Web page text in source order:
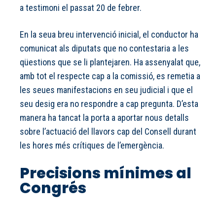
a testimoni el passat 20 de febrer.
En la seua breu intervenció inicial, el conductor ha
comunicat als diputats que no contestaria a les
qüestions que se li plantejaren. Ha assenyalat que,
amb tot el respecte cap a la comissió, es remetia a
les seues manifestacions en seu judicial i que el
seu desig era no respondre a cap pregunta. D’esta
manera ha tancat la porta a aportar nous detalls
sobre l’actuació del llavors cap del Consell durant
les hores més crítiques de l’emergència.
Precisions mínimes al
Congrés